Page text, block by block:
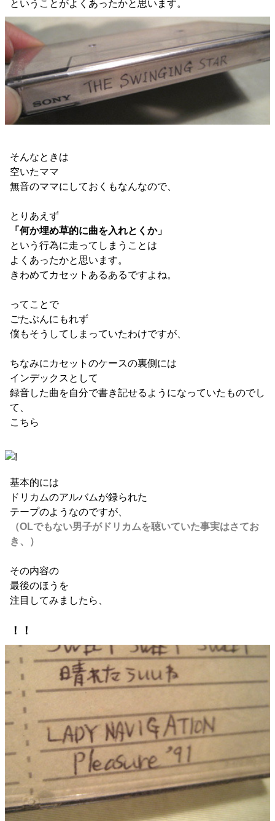
ということがよくあったかと思います。
そんなときは
空いたママ
無音のママにしておくもなんなので、
とりあえず
「何か埋め草的に曲を入れとくか」
という行為に走ってしまうことは
よくあったかと思います。
きわめてカセットあるあるですよね。
ってことで
ごたぶんにもれず
僕もそうしてしまっていたわけですが、
ちなみにカセットのケースの裏側には
インデックスとして
録音した曲を自分で書き記せるようになっていたものでし
て、
こちら
基本的には
ドリカムのアルバムが録られた
テープのようなのですが、
（OLでもない男子がドリカムを聴いていた事実はさてお
き、）
その内容の
最後のほうを
注目してみましたら、
！！